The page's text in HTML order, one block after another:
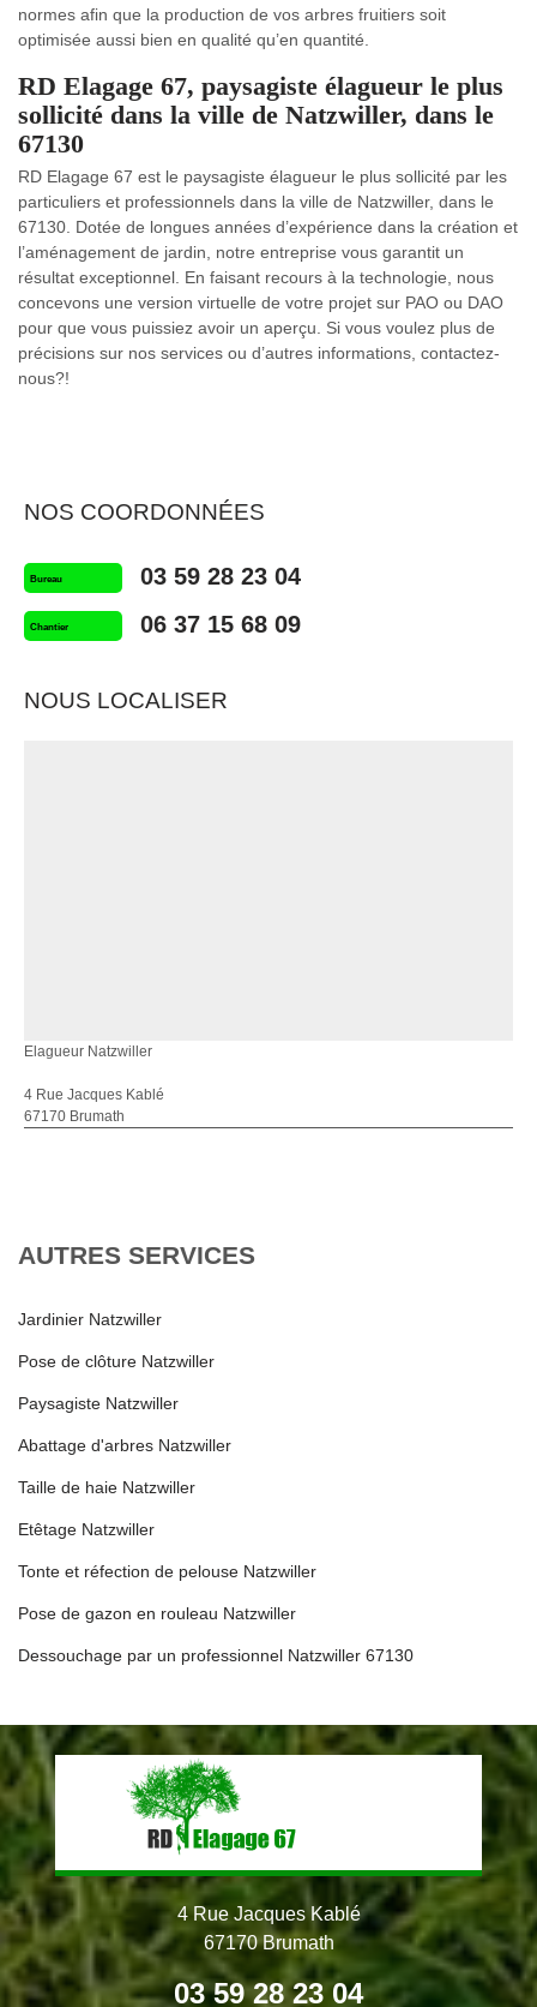
normes afin que la production de vos arbres fruitiers soit
optimisée aussi bien en qualité qu’en quantité.
RD Elagage 67, paysagiste élagueur le plus
sollicité dans la ville de Natzwiller, dans le
67130
RD Elagage 67 est le paysagiste élagueur le plus sollicité par les
particuliers et professionnels dans la ville de Natzwiller, dans le
67130. Dotée de longues années d’expérience dans la création et
l’aménagement de jardin, notre entreprise vous garantit un
résultat exceptionnel. En faisant recours à la technologie, nous
concevons une version virtuelle de votre projet sur PAO ou DAO
pour que vous puissiez avoir un aperçu. Si vous voulez plus de
précisions sur nos services ou d’autres informations, contactez-
nous?!
NOS COORDONNÉES
Bureau 03 59 28 23 04
Chantier 06 37 15 68 09
NOUS LOCALISER
Elagueur Natzwiller
4 Rue Jacques Kablé
67170 Brumath
AUTRES SERVICES
Jardinier Natzwiller
Pose de clôture Natzwiller
Paysagiste Natzwiller
Abattage d'arbres Natzwiller
Taille de haie Natzwiller
Etêtage Natzwiller
Tonte et réfection de pelouse Natzwiller
Pose de gazon en rouleau Natzwiller
Dessouchage par un professionnel Natzwiller 67130
4 Rue Jacques Kablé
67170 Brumath
03 59 28 23 04